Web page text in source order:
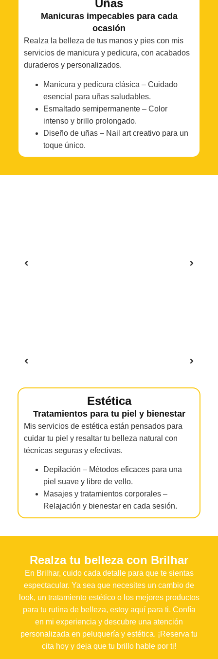
Uñas
Manicuras impecables para cada
ocasión
Realza la belleza de tus manos y pies con mis
servicios de manicura y pedicura, con acabados
duraderos y personalizados.
Manicura y pedicura clásica – Cuidado
esencial para uñas saludables.
Esmaltado semipermanente – Color
intenso y brillo prolongado.
Diseño de uñas – Nail art creativo para un
toque único.
Estética
Tratamientos para tu piel y bienestar
Mis servicios de estética están pensados para
cuidar tu piel y resaltar tu belleza natural con
técnicas seguras y efectivas.
Depilación – Métodos eficaces para una
piel suave y libre de vello.
Masajes y tratamientos corporales –
Relajación y bienestar en cada sesión.
Realza tu belleza con Brilhar
En Brilhar, cuido cada detalle para que te sientas
espectacular. Ya sea que necesites un cambio de
look, un tratamiento estético o los mejores productos
para tu rutina de belleza, estoy aquí para ti. Confía
en mi experiencia y descubre una atención
personalizada en peluquería y estética. ¡Reserva tu
cita hoy y deja que tu brillo hable por ti!